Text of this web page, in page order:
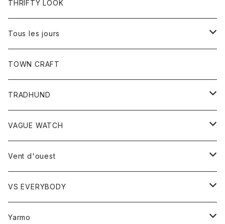
コート
トップス
Tシャツ
THRIFTY LOOK
Tous les jours
トップス
レディース
カットソー
TOWN CRAFT
TRADHUND
セーター
ベスト
VAGUE WATCH
時計
Vent d'ouest
ボトム
スカート
トップス
VS EVERYBODY
トップス
Yarmo